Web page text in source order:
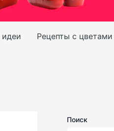
Рецепты с цветами
Поиск